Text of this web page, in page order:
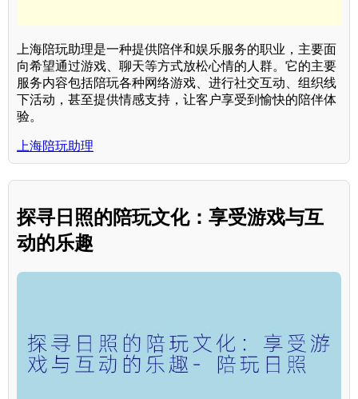
上海陪玩助理是一种提供陪伴和娱乐服务的职业，主要面
向希望通过游戏、聊天等方式放松心情的人群。它的主要
服务内容包括陪玩各种网络游戏、进行社交互动、组织线
下活动，甚至提供情感支持，让客户享受到愉快的陪伴体
验。
上海陪玩助理
探寻日照的陪玩文化：享受游戏与互
动的乐趣